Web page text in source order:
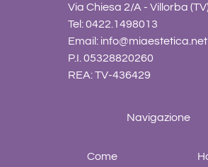
Via Chiesa 2/A - Villorba
Tel: 0422.1498013
Email: info@miaestetica.net
P.I. 05328820260
REA: TV-436429
Navigazione
Come